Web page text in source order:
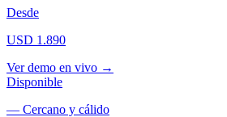
Desde
USD 1.890
Ver demo en vivo →
Disponible
— Cercano y cálido